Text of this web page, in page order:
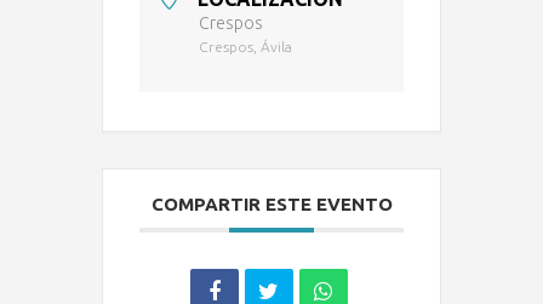
Crespos
Crespos, Ávila
COMPARTIR ESTE EVENTO